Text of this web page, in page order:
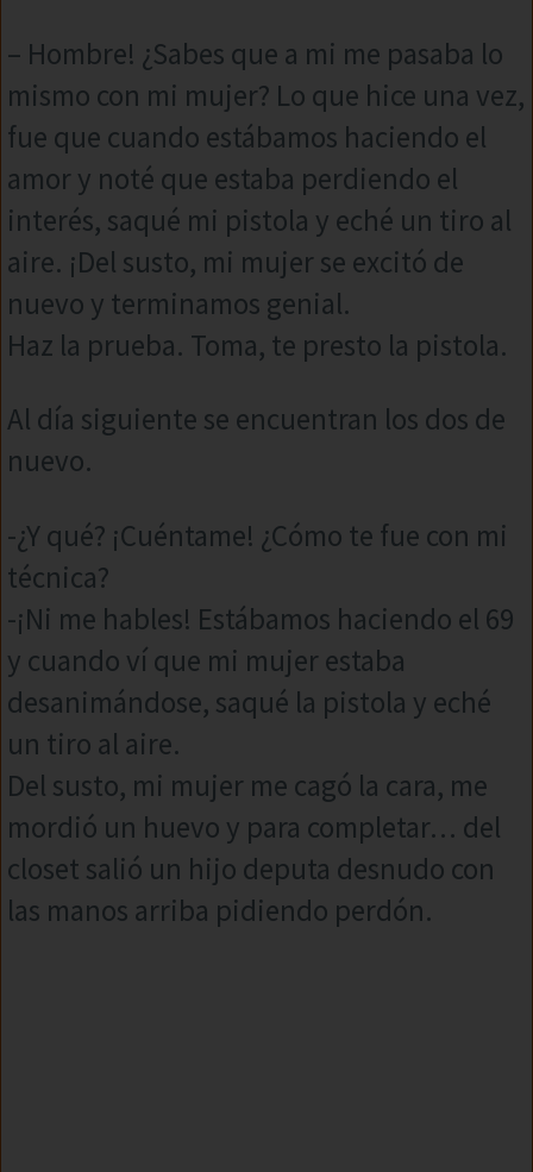
– Hombre! ¿Sabes que a mi me pasaba lo
mismo con mi mujer? Lo que hice una vez,
fue que cuando estábamos haciendo el
amor y noté que estaba perdiendo el
interés, saqué mi pistola y eché un tiro al
aire. ¡Del susto, mi mujer se excitó de
nuevo y terminamos genial.
Haz la prueba. Toma, te presto la pistola.
Al día siguiente se encuentran los dos de
nuevo.
-¿Y qué? ¡Cuéntame! ¿Cómo te fue con mi
técnica?
-¡Ni me hables! Estábamos haciendo el 69
y cuando ví que mi mujer estaba
desanimándose, saqué la pistola y eché
un tiro al aire.
Del susto, mi mujer me cagó la cara, me
mordió un huevo y para completar… del
closet salió un hijo deputa desnudo con
las manos arriba pidiendo perdón.